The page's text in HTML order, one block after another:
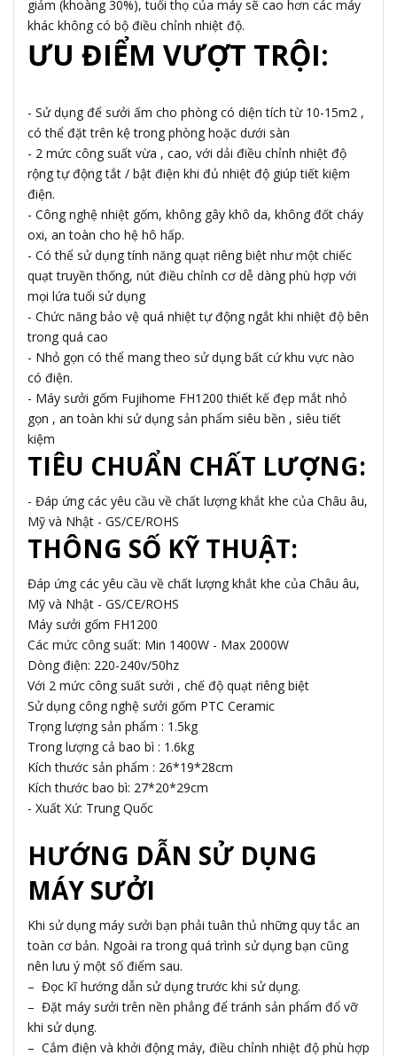
giảm (khoàng 30%), tuổi thọ của máy sẽ cao hơn các máy
khác không có bộ điều chỉnh nhiệt độ.
ƯU ĐIỂM VƯỢT TRỘI:
- Sử dụng để sưởi ấm cho phòng có diện tích từ 10-15m2 ,
có thể đặt trên kệ trong phòng hoặc dưới sàn
- 2 mức công suất vừa , cao, với dải điều chỉnh nhiệt độ
rộng tự động tắt / bật điện khi đủ nhiệt độ giúp tiết kiệm
điện.
- Công nghệ nhiệt gốm, không gây khô da, không đốt cháy
oxi, an toàn cho hệ hô hấp.
- Có thể sử dụng tính năng quạt riêng biệt như một chiếc
quạt truyền thống, nút điều chỉnh cơ dễ dàng phù hợp với
mọi lứa tuổi sử dụng
- Chức năng bảo vệ quá nhiệt tự động ngắt khi nhiệt độ bên
trong quá cao
- Nhỏ gọn có thể mang theo sử dụng bất cứ khu vực nào
có điện.
- Máy sưởi gốm Fujihome FH1200 thiết kế đẹp mắt nhỏ
gọn , an toàn khi sử dụng sản phẩm siêu bền , siêu tiết
kiệm
TIÊU CHUẨN CHẤT LƯỢNG:
- Đáp ứng các yêu cầu về chất lượng khắt khe của Châu âu,
Mỹ và Nhật - GS/CE/ROHS
THÔNG SỐ KỸ THUẬT:
Đáp ứng các yêu cầu về chất lượng khắt khe của Châu âu,
Mỹ và Nhật - GS/CE/ROHS
Máy sưởi gốm FH1200
Các mức công suất: Min 1400W - Max 2000W
Dòng điện: 220-240v/50hz
Với 2 mức công suất sưởi , chế độ quạt riêng biệt
Sử dụng công nghệ sưởi gốm PTC Ceramic
Trọng lượng sản phẩm : 1.5kg
Trong lượng cả bao bì : 1.6kg
Kích thước sản phẩm : 26*19*28cm
Kích thước bao bì: 27*20*29cm
- Xuất Xứ: Trung Quốc
HƯỚNG DẪN SỬ DỤNG
MÁY SƯỞI
Khi sử dụng máy sưởi bạn phải tuân thủ những quy tắc an
toàn cơ bản. Ngoài ra trong quá trình sử dụng bạn cũng
nên lưu ý một số điểm sau.
– Đọc kĩ hướng dẫn sử dụng trước khi sử dụng.
– Đặt máy sưởi trên nền phẳng để tránh sản phẩm đổ vỡ
khi sử dụng.
– Cắm điện và khởi động máy, điều chỉnh nhiệt độ phù hợp